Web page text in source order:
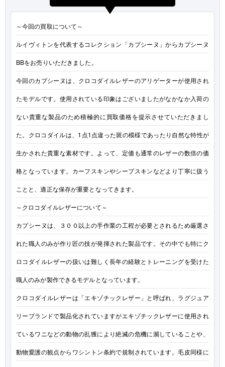
～今回の買取について～
ルイヴィトンを代表するコレクション「カプシーヌ」からカプシーヌ
BBをお売りいただきました。
今回のカプシーヌは、クロコダイルレザーのアリゲーターが使用され
たモデルです。使用されている印象はございましたがなかなか入荷の
ない貴重な製品のため積極的に買取価格を提示させていただきまし
た。クロコダイルは、1点1点違った斑の模様であったり自然な特性が
生かされた貴重な素材です。よって、定価も通常のレザーの数倍の価
格となっています。カーフスキンやシープスキンなどより丁寧に扱う
ことと、適正な保存が重要となってきます。
～クロコダイルレザーについて～
カプシーヌは、３００以上の手作業の工程が必要とされるため厳選さ
れた職人のみが作り匠の技が発揮された製品です。その中でも特にク
ロコダイルレザーの扱いは難しく長年の経験とトレーニングを受けた
職人のみが製作できるモデルとなっています。
クロコダイルレザーは「エキゾチックレザー」と呼ばれ、ラグジュア
リーブランドで製品化されていますがエキゾチックレザーに使用され
ているワニなどの動物の乱獲により絶滅の危機に瀕していることや、
動物愛護の観点からワシントン条約で規制されています。毛皮同様に